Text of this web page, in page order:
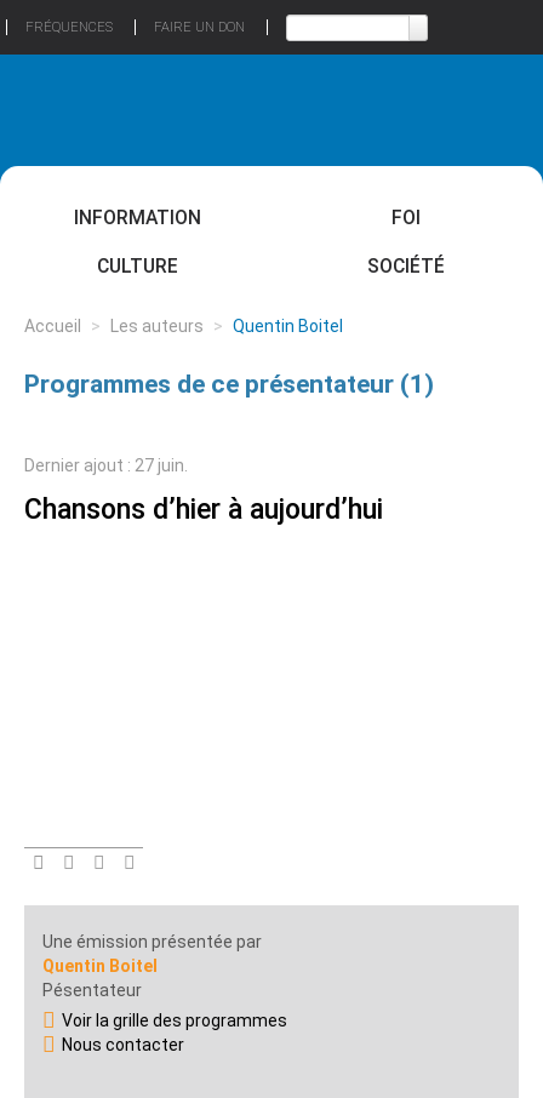
FRÉQUENCES FAIRE UN DON
INFORMATION FOI
CULTURE SOCIÉTÉ
Accueil > Les auteurs > Quentin Boitel
Programmes de ce présentateur (1)
Dernier ajout : 27 juin.
Chansons d’hier à aujourd’hui
Une émission présentée par
Quentin Boitel
Pésentateur
Voir la grille des programmes
Nous contacter